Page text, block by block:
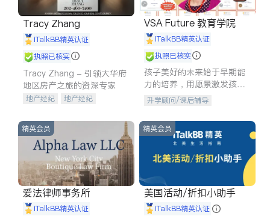
Tracy Zhang
iTalkBB精英认证
执照已核实
Tracy Zhang - 引领大华府
地区房产之旅的资深专家
地产经纪
地产经纪
商铺租售
VSA Future 教育学院
iTalkBB精英认证
执照已核实
孩子美好的未来始于早期能
力的培养，用愿景激发孩子
的学习潜力和动力。理念：
拥有成长型心态是成功的基
石。
升学顾问/课后辅导
精英会员
爱法律师事务所
iTalkBB精英认证
精英会员
美国活动/折扣小助手
iTalkBB精英认证